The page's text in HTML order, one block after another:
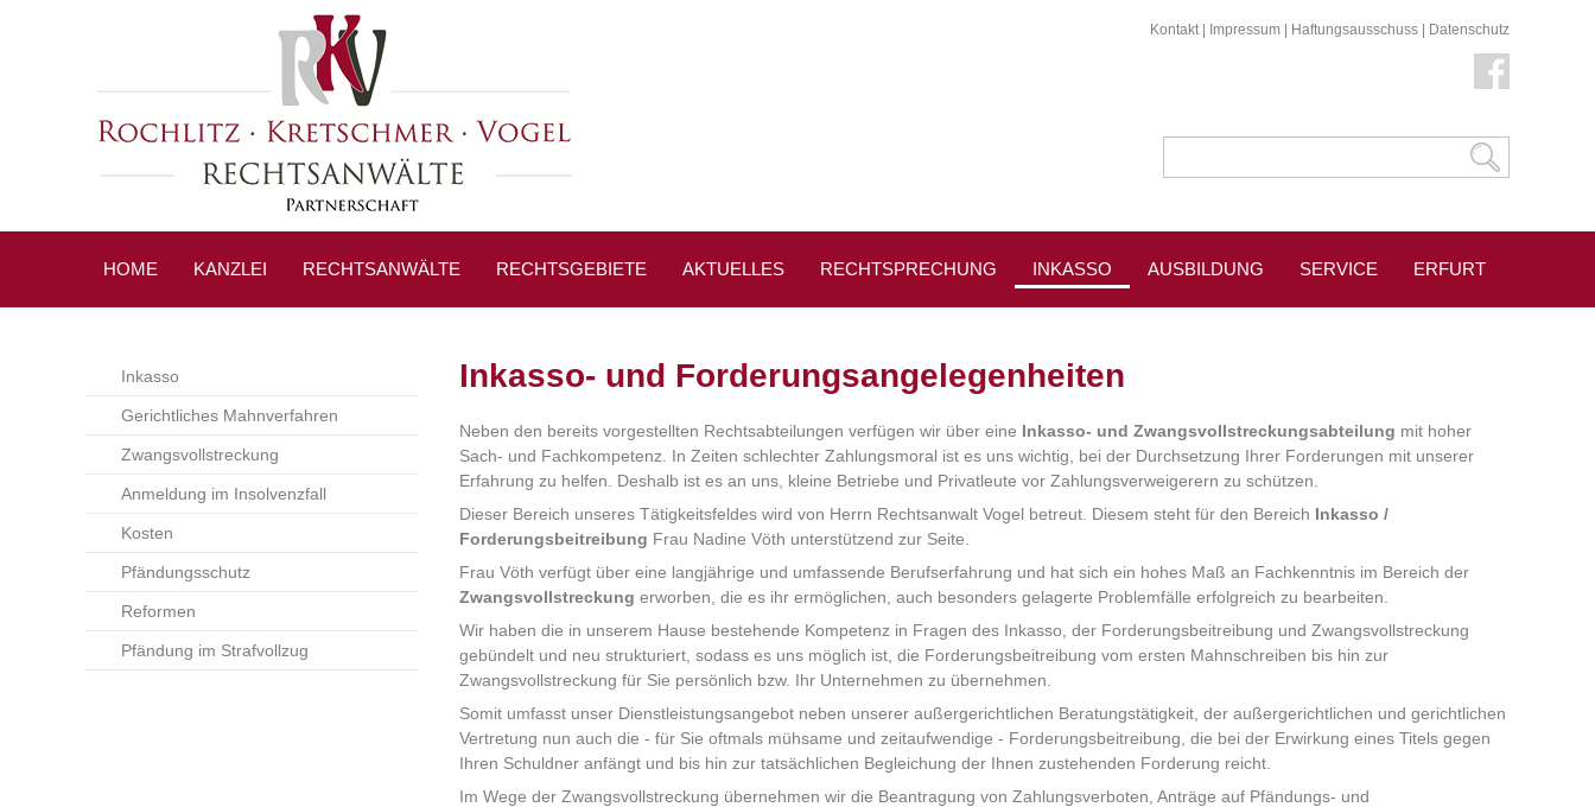
Kontakt| Impressum Haftungsausschuss Datenschutz
HOME KANZLEI RECHTSANWÄLTE RECHTSGEBIETE AKTUELLES RECHTSPRECHUNG INKASSO AUSBILDUNG SERVICE ERFURT
Inkasso
Gerichtliches Mahnverfahren
Zwangsvollstreckung
Anmeldung im Insolvenzfall
Kosten
Pfändungsschutz
Reformen
Pfändung im Strafvollzug
Inkasso- und Forderungsangelegenheiten
Neben den bereits vorgestellten Rechtsabteilungen verfügen wir über eine Inkasso- und Zwangsvollstreckungsabteilung mit hoher
Sach- und Fachkompetenz. In Zeiten schlechter Zahlungsmoral ist es uns wichtig, bei der Durchsetzung Ihrer Forderungen mit unserer
Erfahrung zu helfen. Deshalb ist es an uns, kleine Betriebe und Privatleute vor Zahlungsverweigerern zu schützen.
Dieser Bereich unseres Tätigkeitsfeldes wird von Herrn Rechtsanwalt Vogel betreut. Diesem steht für den Bereich Inkasso /
Forderungsbeitreibung Frau Nadine Vöth unterstützend zur Seite.
Frau Vöth verfügt über eine langjährige und umfassende Berufserfahrung und hat sich ein hohes Maß an Fachkenntnis im Bereich der
Zwangsvollstreckung erworben, die es ihr ermöglichen, auch besonders gelagerte Problemfälle erfolgreich zu bearbeiten.
Wir haben die in unserem Hause bestehende Kompetenz in Fragen des Inkasso, der Forderungsbeitreibung und Zwangsvollstreckung
gebündelt und neu strukturiert, sodass es uns möglich ist, die Forderungsbeitreibung vom ersten Mahnschreiben bis hin zur
Zwangsvollstreckung für Sie persönlich bzw. Ihr Unternehmen zu übernehmen.
Somit umfasst unser Dienstleistungsangebot neben unserer außergerichtlichen Beratungstätigkeit, der außergerichtlichen und gerichtlichen
Vertretung nun auch die - für Sie oftmals mühsame und zeitaufwendige - Forderungsbeitreibung, die bei der Erwirkung eines Titels gegen
Ihren Schuldner anfängt und bis hin zur tatsächlichen Begleichung der Ihnen zustehenden Forderung reicht.
Im Wege der Zwangsvollstreckung übernehmen wir die Beantragung von Zahlungsverboten, Anträge auf Pfändungs- und